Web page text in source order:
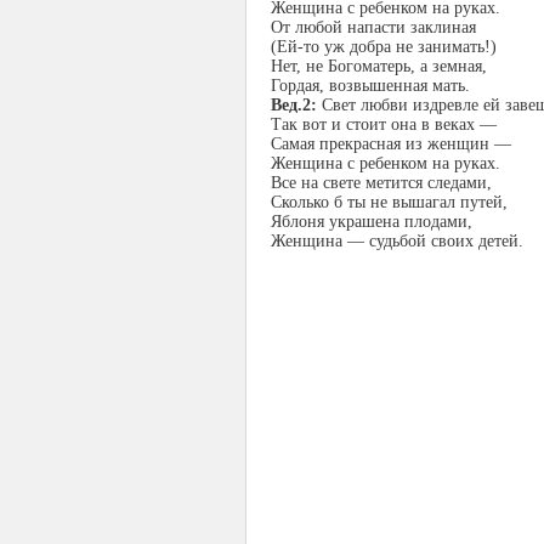
Женщина с ребенком на руках.
От любой напасти заклиная
(Ей-то уж добра не занимать!)
Нет, не Богоматерь, а земная,
Гордая, возвышенная мать.
Вед.2: Свет любви издревле ей
Так вот и стоит она в веках —
Самая прекрасная из женщин —
Женщина с ребенком на руках.
Все на свете метится следами,
Сколько б ты не вышагал путей,
Яблоня украшена плодами,
Женщина — судьбой своих детей.